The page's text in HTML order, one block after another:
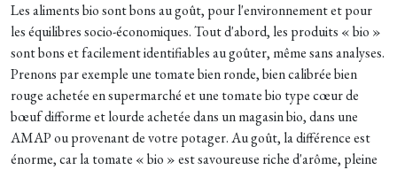
Les aliments bio sont bons au goût, pour l'environnement et pour
les équilibres socio-économiques. Tout d'abord, les produits « bio »
sont bons et facilement identifiables au goûter, même sans analyses.
Prenons par exemple une tomate bien ronde, bien calibrée bien
rouge achetée en supermarché et une tomate bio type cœur de
bœuf difforme et lourde achetée dans un magasin bio, dans une
AMAP ou provenant de votre potager. Au goût, la différence est
énorme, car la tomate « bio » est savoureuse riche d'arôme, pleine